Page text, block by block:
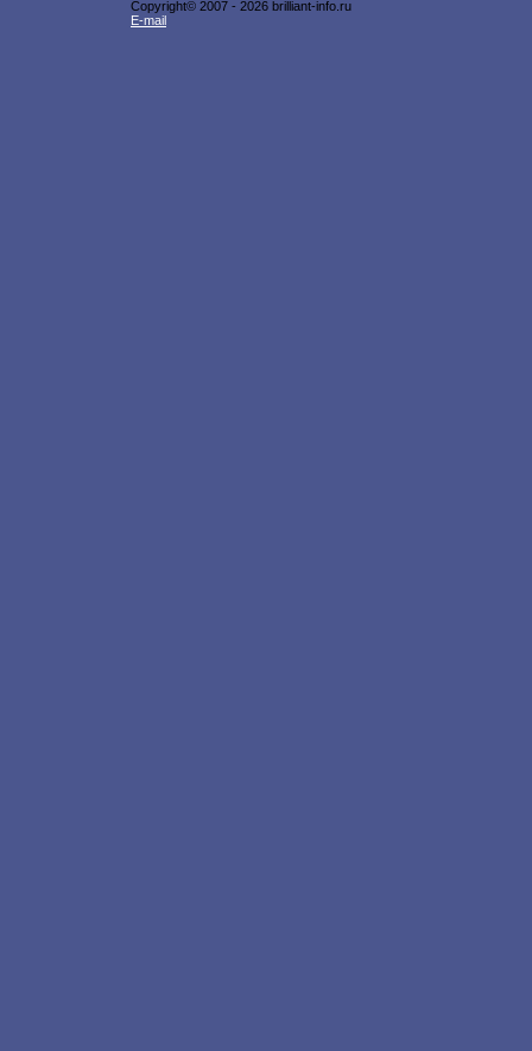
Copyright© 2007 - 2026 brilliant-info.ru
E-mail